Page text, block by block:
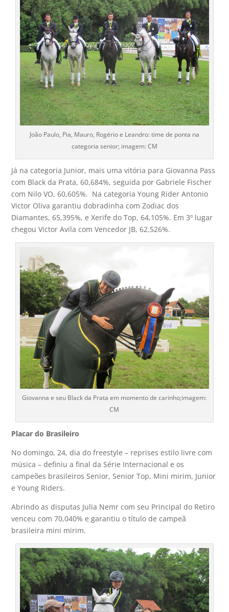
João Paulo, Pia, Mauro, Rogério e Leandro: time de ponta na
categoria senior; imagem: CM
Já na categoria Junior, mais uma vitória para Giovanna Pass
com Black da Prata, 60,684%, seguida por Gabriele Fischer
com Nilo VO, 60,605%. Na categoria Young Rider Antonio
Victor Oliva garantiu dobradinha com Zodiac dos
Diamantes, 65,395%, e Xerife do Top, 64,105%. Em 3º lugar
chegou Victor Avila com Vencedor JB, 62,526%.
Giovanna e seu Black da Prata em momento de carinho;imagem:
CM
Placar do Brasileiro
No domingo, 24, dia do freestyle – reprises estilo livre com
música – definiu a final da Série Internacional e os
campeões brasileiros Senior, Senior Top, Mini mirim, Junior
e Young Riders.
Abrindo as disputas Julia Nemr com seu Principal do Retiro
venceu com 70,040% e garantiu o título de campeã
brasileira mini mirim.